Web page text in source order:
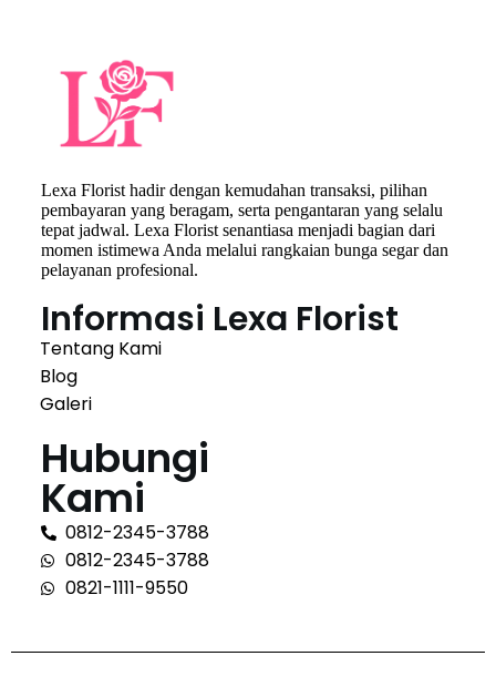
Lexa Florist hadir dengan kemudahan transaksi, pilihan
pembayaran yang beragam, serta pengantaran yang selalu
tepat jadwal. Lexa Florist senantiasa menjadi bagian dari
momen istimewa Anda melalui rangkaian bunga segar dan
pelayanan profesional.
Informasi Lexa Florist
Tentang Kami
Blog
Galeri
Hubungi
Kami
0812-2345-3788
0812-2345-3788
0821-1111-9550